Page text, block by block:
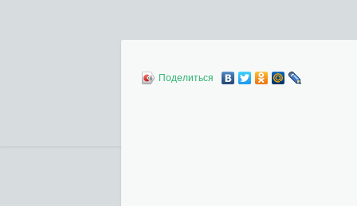
Поделиться